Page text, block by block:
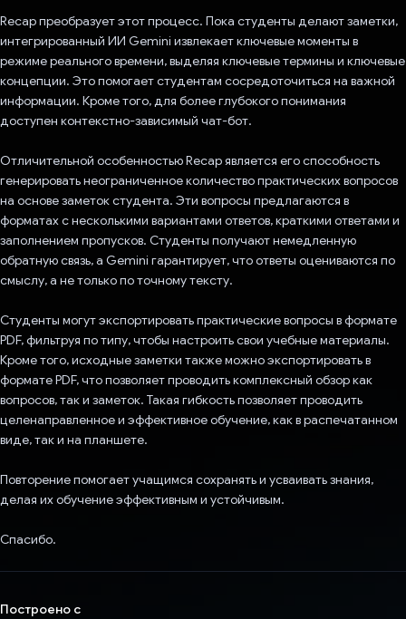
Recap преобразует этот процесс. Пока студенты делают заметки,
интегрированный ИИ Gemini извлекает ключевые моменты в
режиме реального времени, выделяя ключевые термины и ключевые
концепции. Это помогает студентам сосредоточиться на важной
информации. Кроме того, для более глубокого понимания
доступен контекстно-зависимый чат-бот.
Отличительной особенностью Recap является его способность
генерировать неограниченное количество практических вопросов
на основе заметок студента. Эти вопросы предлагаются в
форматах с несколькими вариантами ответов, краткими ответами и
заполнением пропусков. Студенты получают немедленную
обратную связь, а Gemini гарантирует, что ответы оцениваются по
смыслу, а не только по точному тексту.
Студенты могут экспортировать практические вопросы в формате
PDF, фильтруя по типу, чтобы настроить свои учебные материалы.
Кроме того, исходные заметки также можно экспортировать в
формате PDF, что позволяет проводить комплексный обзор как
вопросов, так и заметок. Такая гибкость позволяет проводить
целенаправленное и эффективное обучение, как в распечатанном
виде, так и на планшете.
Повторение помогает учащимся сохранять и усваивать знания,
делая их обучение эффективным и устойчивым.
Спасибо.
Построено с